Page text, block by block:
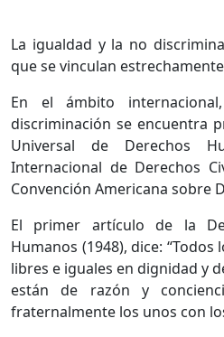
La igualdad y la no
que se vinculan
En el ámbito
discriminación se encuentra
Universal de Derechos
Internacional de Derechos
Convención Americana sobre
El primer artículo de la
Humanos (1948), dice:
libres e iguales en dignidad y
están de razón y
fraternalmente los unos con